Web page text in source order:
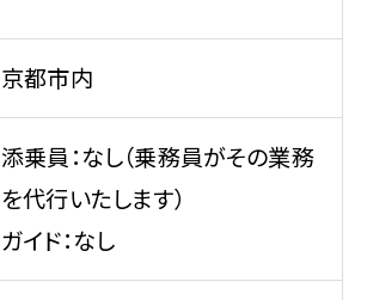
京都市内
添乗員：なし（乗務員がその業務
を代行いたします）
ガイド：なし